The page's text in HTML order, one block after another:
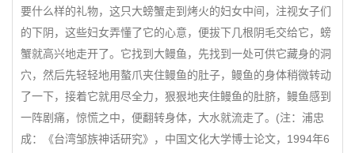
要什么样的礼物，这只大螃蟹走到烤火的妇女中间，注视女子们
的下阴，这些妇女弄懂了它的心意，便拔下几根阴毛交给它，螃
蟹就高兴地走开了。它找到大鳗鱼，先找到一处可供它藏身的洞
穴，然后先轻轻地用螯爪夹住鳗鱼的肚子，鳗鱼的身体稍微转动
了一下，接着它就用尽全力，狠狠地夹住鳗鱼的肚脐，鳗鱼感到
一阵剧痛，惊慌之中，便翻转身体，大水就流走了。(注：浦忠
成：《台湾邹族神话研究》，中国文化大学博士论文，1994年6